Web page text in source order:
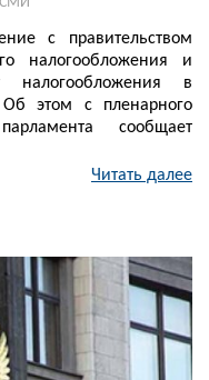
с правительством
налогообложения и
налогообложения в
этом с пленарного
сообщает
Читать далее